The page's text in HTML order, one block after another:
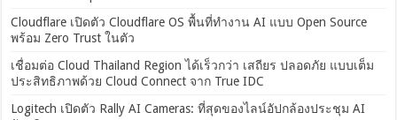
Cloudflare เปิดตัว Cloudflare OS พื้นที่ทำงาน AI แบบ Open Source
พร้อม Zero Trust ในตัว
เชื่อมต่อ Cloud Thailand Region ได้เร็วกว่า เสถียร ปลอดภัย แบบเต็ม
ประสิทธิภาพด้วย Cloud Connect จาก True IDC
Logitech เปิดตัว Rally AI Cameras: ที่สุดของไลน์อัปกล้องประชุม AI